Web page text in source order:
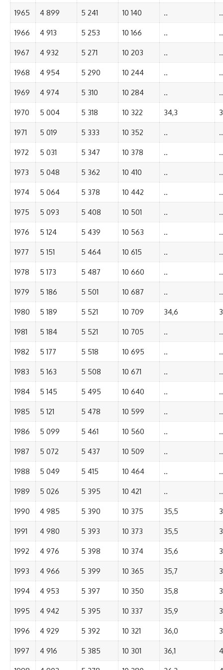
1965 4 899 5 241 10 140 .. ..
1966 4 913 5 253 10 166 .. ..
1967 4 932 5 271 10 203 .. ..
1968 4 954 5 290 10 244 .. ..
1969 4 974 5 310 10 284 .. ..
1970 5 004 5 318 10 322 34,3
1971 5 019 5 333 10 352 .. ..
1972 5 031 5 347 10 378 .. ..
1973 5 048 5 362 10 410 .. ..
1974 5 064 5 378 10 442 .. ..
1975 5 093 5 408 10 501 .. ..
1976 5 124 5 439 10 563 .. ..
1977 5 151 5 464 10 615 .. ..
1978 5 173 5 487 10 660 .. ..
1979 5 186 5 501 10 687 .. ..
1980 5 189 5 521 10 709 34,6
1981 5 184 5 521 10 705 .. ..
1982 5 177 5 518 10 695 .. ..
1983 5 163 5 508 10 671 .. ..
1984 5 145 5 495 10 640 .. ..
1985 5 121 5 478 10 599 .. ..
1986 5 099 5 461 10 560 .. ..
1987 5 072 5 437 10 509 .. ..
1988 5 049 5 415 10 464 .. ..
1989 5 026 5 395 10 421 .. ..
1990 4 985 5 390 10 375 35,5
1991 4 980 5 393 10 373 35,5
1992 4 976 5 398 10 374 35,6
1993 4 966 5 399 10 365 35,7
1994 4 953 5 397 10 350 35,8
1995 4 942 5 395 10 337 35,9
1996 4 929 5 392 10 321 36,0
1997 4 916 5 385 10 301 36,1